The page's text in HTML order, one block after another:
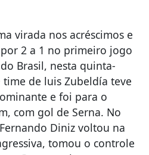
virada nos acréscimos e
2 a 1 no primeiro jogo
Brasil, nesta quinta-
de luis Zubeldía teve
e foi para o
com gol de Serna. No
Diniz voltou na
tomou o controle